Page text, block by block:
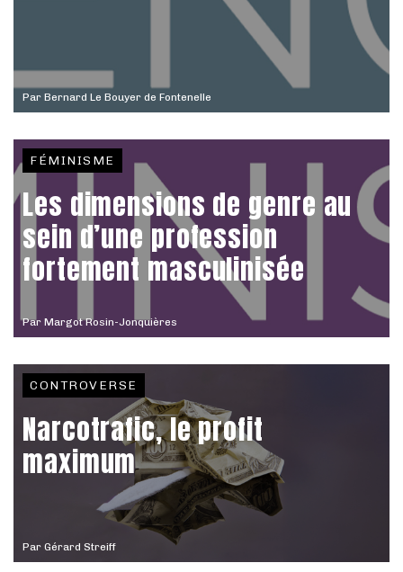
Par Bernard Le Bouyer de Fontenelle
Par Margot Rosin-Jonquières
FÉMINISME
Les dimensions de genre au
sein d’une profession
fortement masculinisée
Par Gérard Streiff
CONTROVERSE
Narcotrafic, le profit
maximum